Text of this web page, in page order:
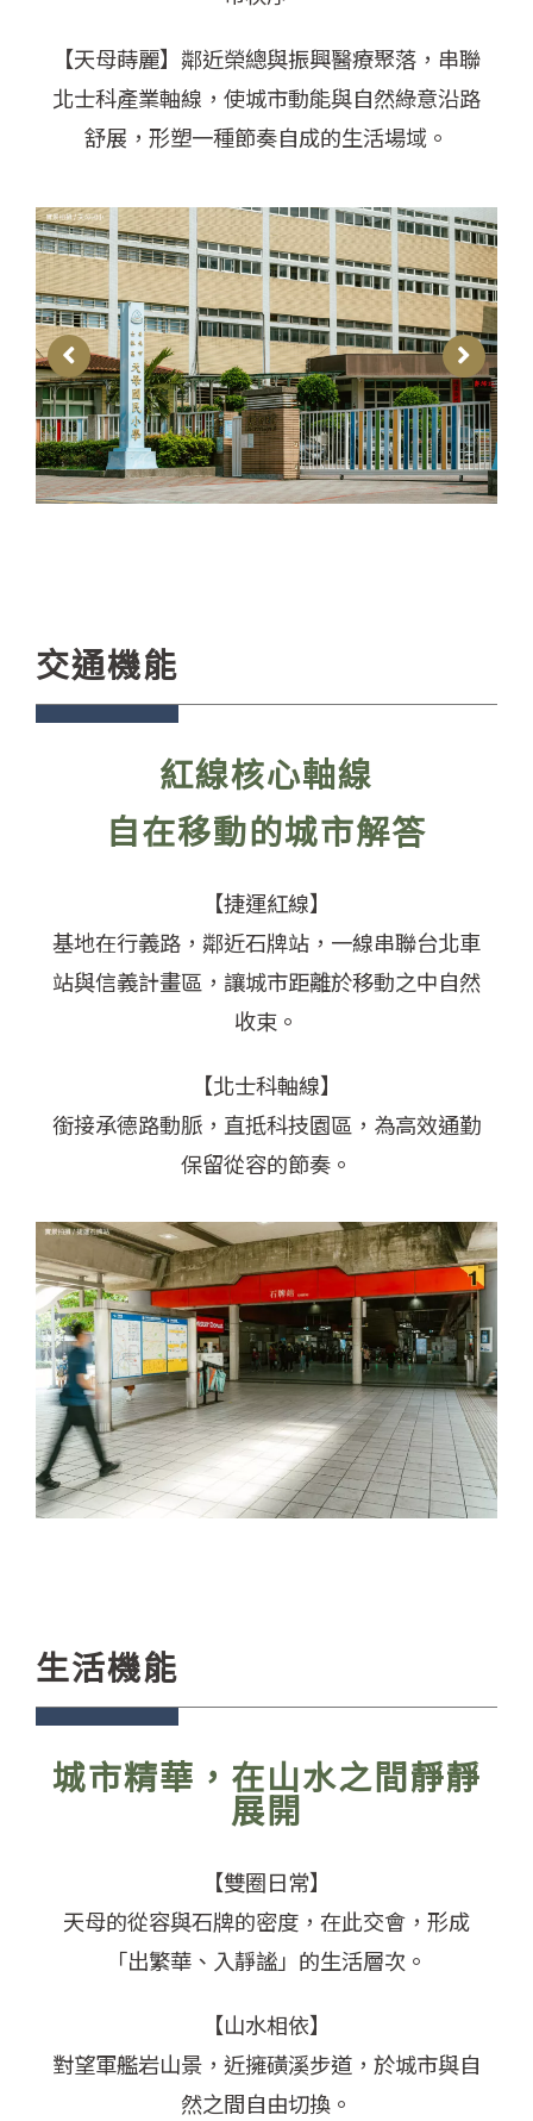
【天母蒔麗】鄰近榮總與振興醫療聚落，串聯
北士科產業軸線，使城市動能與自然綠意沿路
舒展， 形塑一種節奏自成的生活場域。
交通機能
紅線核心軸線
自在移動的城市解答
【捷運紅線】
基地在行義路，鄰近石牌站，一線串聯台北車
站與信義計畫區，讓城市距離於移動之中自然
收束。
【北士科軸線】
銜接承德路動脈，直抵科技園區，為高效通勤
保留從容的節奏。
生活機能
城市精華，在山水之間靜靜
展開
【雙圈日常】
天母的從容與石牌的密度，在此交會，形成
「出繁華、入靜謐」的生活層次。
【山水相依】
對望軍艦岩山景，近擁磺溪步道，於城市與自
然之間自由切換。